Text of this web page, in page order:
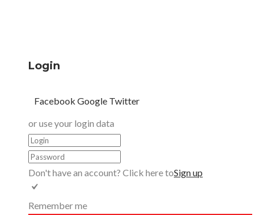
Login
Facebook Google Twitter
or use your login data
Don't have an account? Click here toSign up
Remember me